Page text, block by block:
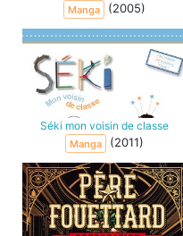
Manga (2005)
Séki mon voisin de classe
Manga (2011)